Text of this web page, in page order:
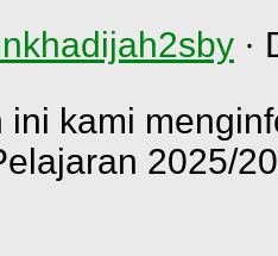
·
ini kami
2025/